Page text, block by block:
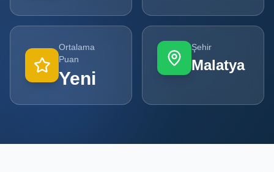
POPÜLER
KATEGORILER
Şişe ve Kavanoz Üreticileri
Ambalaj Üreticileri
Ortalama
Puan
Yeni
Şehir
Malatya